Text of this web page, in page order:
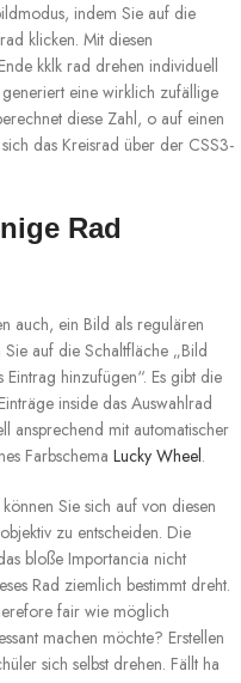
indem Sie auf die
klicken. Mit diesen
kklk rad drehen individuell
eine wirklich zufällige
diese Zahl, o auf einen
das Kreisrad über der CSS3-
Rad
auch, ein Bild als regulären
auf die Schaltfläche „Bild
hinzufügen“. Es gibt die
inside das Auswahlrad
ansprechend mit automatischer
Farbschema Lucky Wheel.
Sie sich auf von diesen
zu entscheiden. Die
bloße Importancia nicht
Rad ziemlich bestimmt dreht.
fair wie möglich
machen möchte? Erstellen
sich selbst drehen. Fällt ha